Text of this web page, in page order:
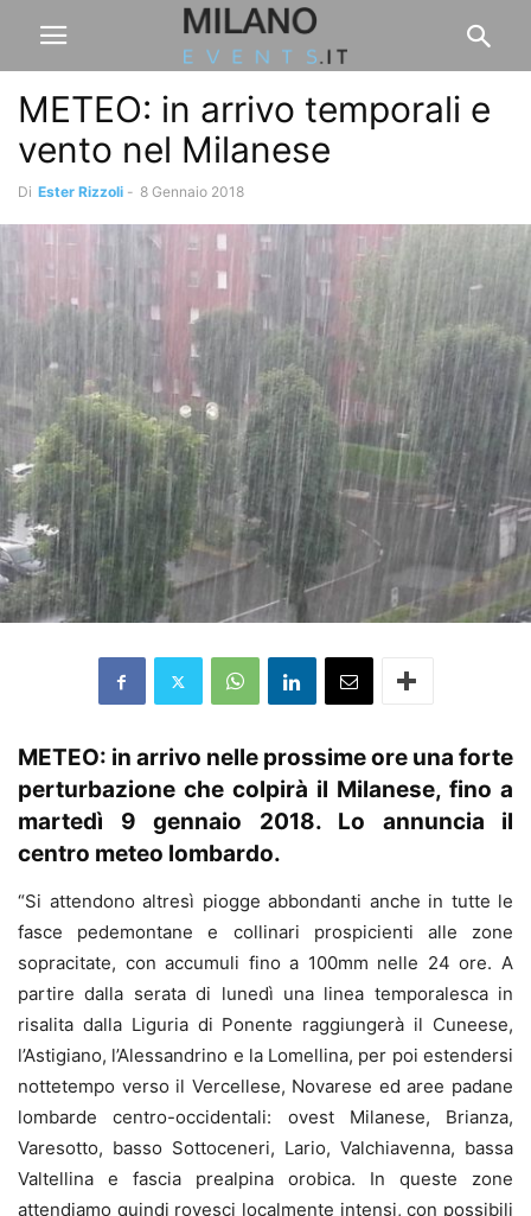
METEO: in arrivo temporali e
vento nel Milanese
Di Ester Rizzoli - 8 Gennaio 2018
METEO: in arrivo nelle prossime ore una forte
perturbazione che colpirà il Milanese, fino a
martedì 9 gennaio 2018. Lo annuncia il
centro meteo lombardo.
“Si attendono altresì piogge abbondanti anche in tutte le
fasce pedemontane e collinari prospicienti alle zone
sopracitate, con accumuli fino a 100mm nelle 24 ore. A
partire dalla serata di lunedì una linea temporalesca in
risalita dalla Liguria di Ponente raggiungerà il Cuneese,
l’Astigiano, l’Alessandrino e la Lomellina, per poi estendersi
nottetempo verso il Vercellese, Novarese ed aree padane
lombarde centro-occidentali: ovest Milanese, Brianza,
Varesotto, basso Sottoceneri, Lario, Valchiavenna, bassa
Valtellina e fascia prealpina orobica. In queste zone
attendiamo quindi rovesci localmente intensi, con possibili